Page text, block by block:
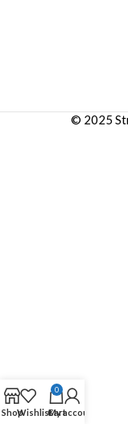
© 2025
ShopWishlist
0
Cart
My account